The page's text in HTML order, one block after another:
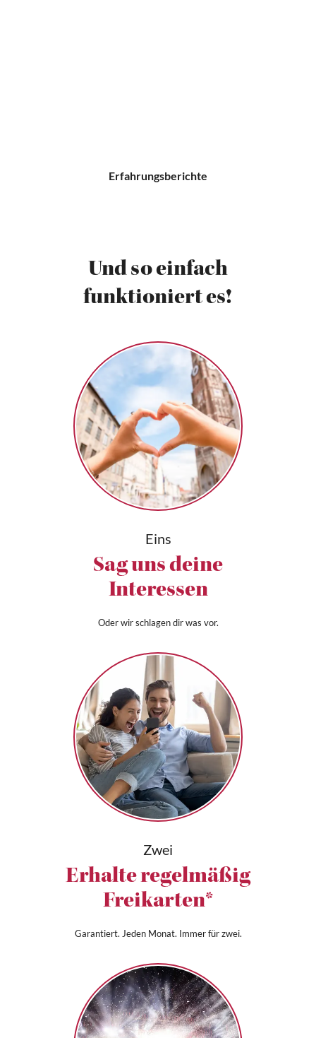
Erfahrungsberichte
Und so einfach
funktioniert es!
Eins
Sag uns deine
Interessen
Oder wir schlagen dir was vor.
Zwei
Erhalte regelmäßig
Freikarten*
Garantiert. Jeden Monat. Immer für zwei.